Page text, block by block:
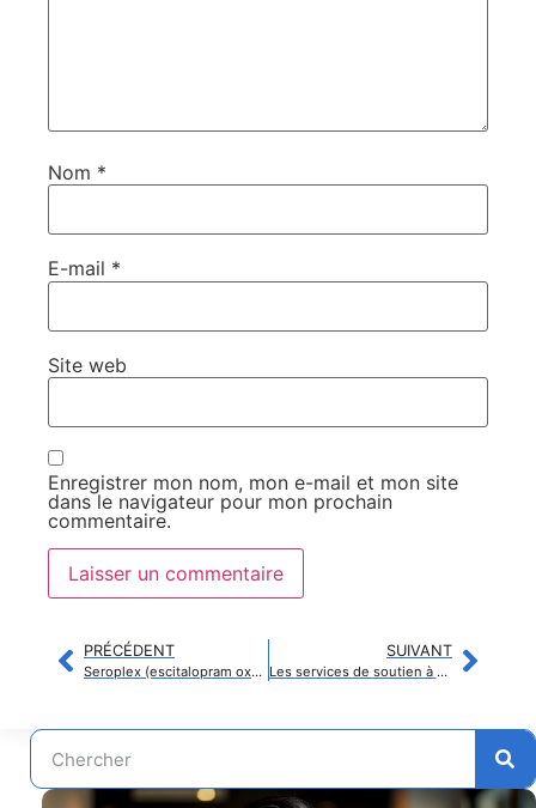
Nom *
E-mail *
Site web
Enregistrer mon nom, mon e-mail et mon site
dans le navigateur pour mon prochain
commentaire.
PRÉCÉDENT
Seroplex (escitalopram oxalate) : Retour d’expérience et avis de patients
SUIVANT
Les services de soutien à Saint-Brieuc restent disponibles cet été pour la santé mentale et la dépendance